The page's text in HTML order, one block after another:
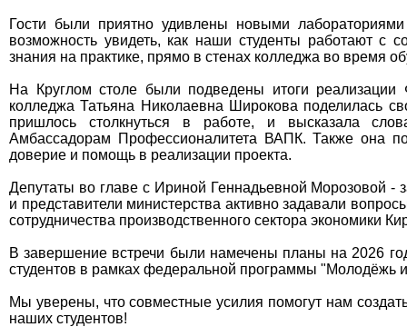
Гости были приятно удивлены новыми
возможность увидеть, как наши студенты работают
знания на практике, прямо в стенах колледжа во время
На Круглом столе были подведены итоги
колледжа Татьяна Николаевна Широкова поделилась
пришлось столкнуться в работе, и высказала
Амбассадорам Профессионалитета ВАПК. Также она
доверие и помощь в реализации проекта.
Депутаты во главе с Ириной Геннадьевной Морозовой -
и представители министерства активно задавали
сотрудничества производственного сектора экономики
В завершение встречи были намечены планы на 2026
студентов в рамках федеральной программы "Молодёжь
Мы уверены, что совместные усилия помогут нам
наших студентов!